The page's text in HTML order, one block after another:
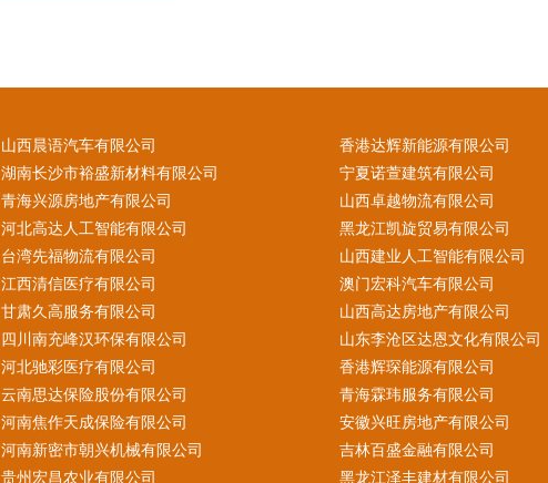
山西晨语汽车有限公司 香港达辉新能源有限公司
湖南长沙市裕盛新材料有限公司
宁夏诺萱建筑有限公司
青海兴源房地产有限公司
山西卓越物流有限公司
河北高达人工智能有限公司
黑龙江凯旋贸易有限公司
台湾先福物流有限公司
山西建业人工智能有限公司
江西清信医疗有限公司
澳门宏科汽车有限公司
甘肃久高服务有限公司
山西高达房地产有限公司
四川南充峰汉环保有限公司
山东李沧区达恩文化有限公司
河北驰彩医疗有限公司
香港辉琛能源有限公司
云南思达保险股份有限公司
青海霖玮服务有限公司
河南焦作天成保险有限公司
安徽兴旺房地产有限公司
河南新密市朝兴机械有限公司
吉林百盛金融有限公司
贵州宏昌农业有限公司
黑龙江泽丰建材有限公司